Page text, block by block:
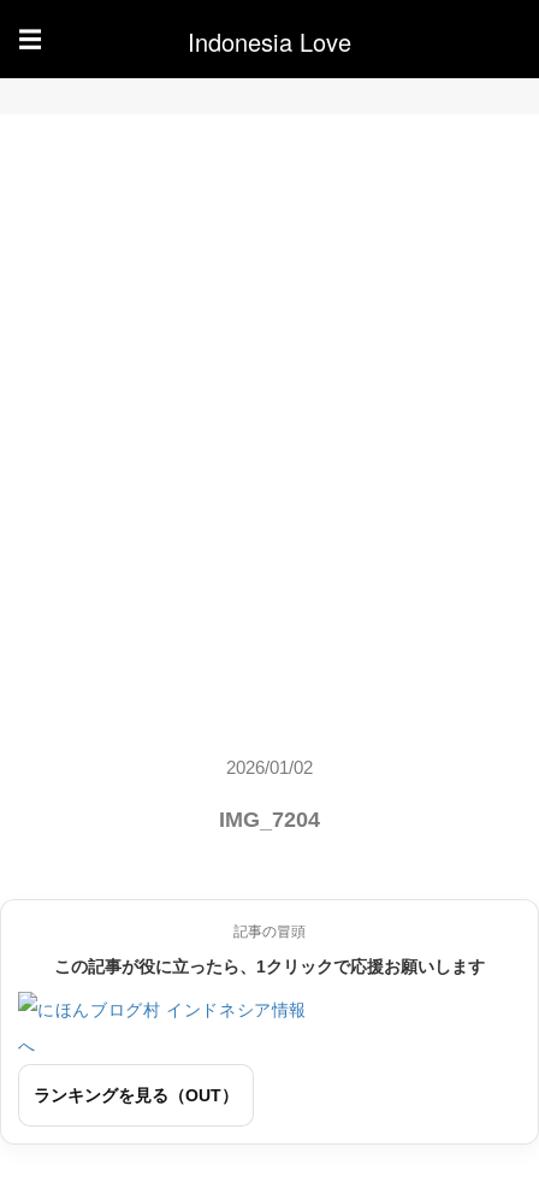
☰ Indonesia Love
2026/01/02
IMG_7204
記事の冒頭
この記事が役に立ったら、1クリックで応援お願いします
ランキングを見る（OUT）